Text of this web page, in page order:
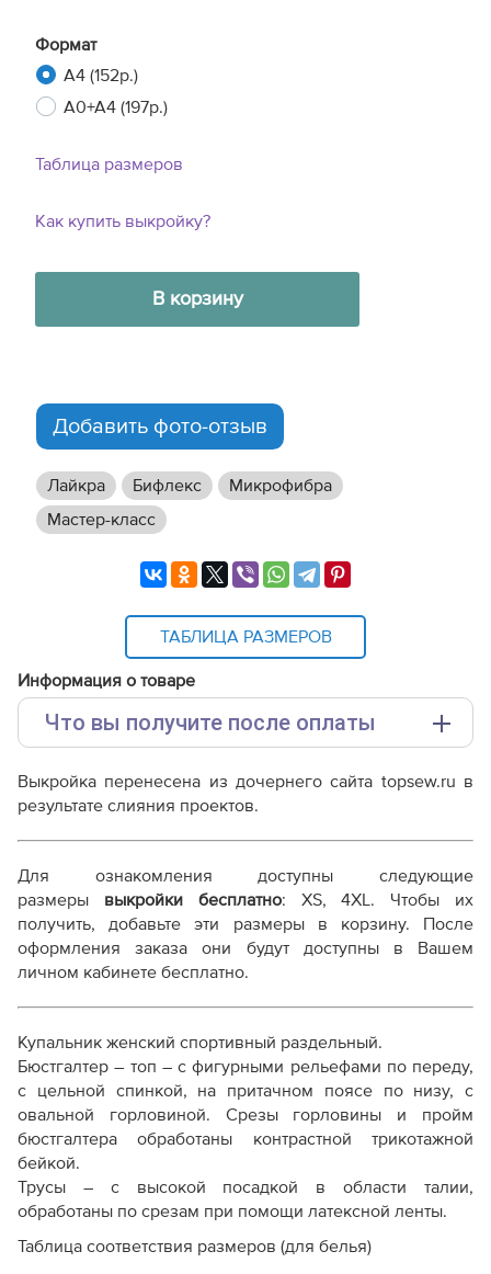
Формат
A4 (152р.)
A0+A4 (197р.)
Таблица размеров
Как купить выкройку?
В корзину
Добавить фото-отзыв
Лайкра Бифлекс
Микрофибра
Мастер-класс
ТАБЛИЦА РАЗМЕРОВ
Информация о товаре
Что вы получите после оплаты
Выкройка PDF для печати на принтере A4 или
плоттере A0 с шириной печати 810мм в зависимости
Дополнительные файлы:
Справочник - виды швов
Терминология машинных работ
Терминология ВТО
Как скорректировать готовую выкройку по росту
Выкройка перенесена из дочернего сайта topsew.ru в
результате слияния проектов.
Для ознакомления доступны следующие
размеры
выкройки бесплатно: XS, 4XL. Чтобы их
получить, добавьте эти размеры в корзину. После
оформления заказа они будут доступны в Вашем
личном кабинете бесплатно.
Купальник женский спортивный раздельный.
Бюстгалтер – топ – с фигурными рельефами по переду,
с цельной спинкой, на притачном поясе по низу, с
овальной горловиной. Срезы горловины и пройм
бюстгалтера обработаны контрастной трикотажной
бейкой.
Трусы – с высокой посадкой в области талии,
обработаны по срезам при помощи латексной ленты.
Таблица соответствия размеров (для белья)